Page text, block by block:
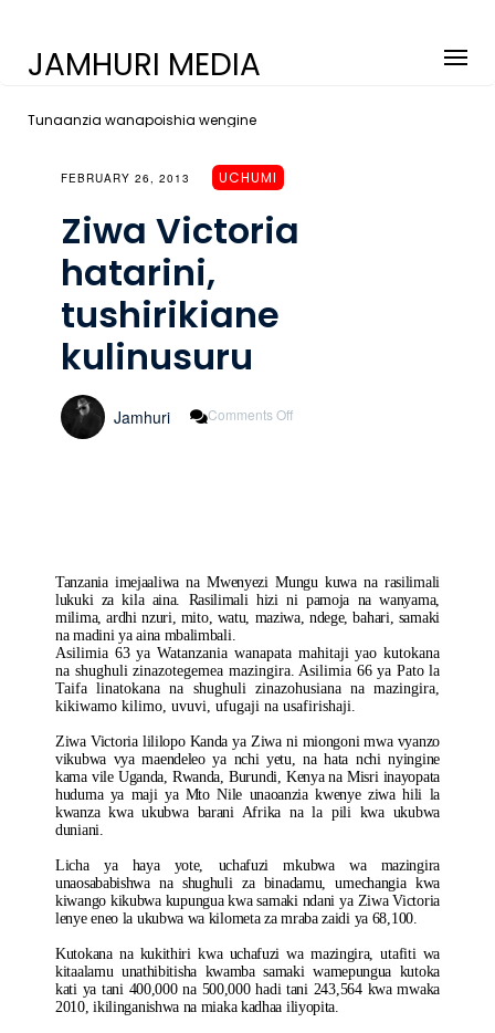
JAMHURI MEDIA
Tunaanzia wanapoishia wengine
FEBRUARY 26, 2013 UCHUMI
Ziwa Victoria
hatarini,
tushirikiane
kulinusuru
Jamhuri Comments Off
Tanzania imejaaliwa na Mwenyezi Mungu kuwa na rasilimali
lukuki za kila aina. Rasilimali hizi ni pamoja na wanyama,
milima, ardhi nzuri, mito, watu, maziwa, ndege, bahari, samaki
na madini ya aina mbalimbali.
Asilimia 63 ya Watanzania wanapata mahitaji yao kutokana
na shughuli zinazotegemea mazingira. Asilimia 66 ya Pato la
Taifa linatokana na shughuli zinazohusiana na mazingira,
kikiwamo kilimo, uvuvi, ufugaji na usafirishaji.
Ziwa Victoria lililopo Kanda ya Ziwa ni miongoni mwa vyanzo
vikubwa vya maendeleo ya nchi yetu, na hata nchi nyingine
kama vile Uganda, Rwanda, Burundi, Kenya na Misri inayopata
huduma ya maji ya Mto Nile unaoanzia kwenye ziwa hili la
kwanza kwa ukubwa barani Afrika na la pili kwa ukubwa
duniani.
Licha ya haya yote, uchafuzi mkubwa wa mazingira
unaosababishwa na shughuli za binadamu, umechangia kwa
kiwango kikubwa kupungua kwa samaki ndani ya Ziwa Victoria
lenye eneo la ukubwa wa kilometa za mraba zaidi ya 68,100.
Kutokana na kukithiri kwa uchafuzi wa mazingira, utafiti wa
kitaalamu unathibitisha kwamba samaki wamepungua kutoka
kati ya tani 400,000 na 500,000 hadi tani 243,564 kwa mwaka
2010, ikilinganishwa na miaka kadhaa iliyopita.